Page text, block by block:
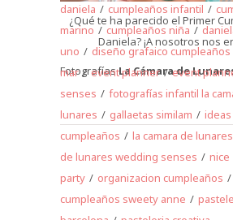
¿Qué te ha parecido el Primer
Daniela? ¡A nosotros nos
FotografíasLa Cámara de
daniela / cumpleaños infantil /
marino / cumpleaños niña /
uno / diseño grafaico cumpleaños
mar / event planner / event
senses / fotografías infantil la
lunares / gallaetas similam / ideas
cumpleaños / la camara de lunares
de lunares wedding senses / nice
party / organizacion cumpleaños /
cumpleaños sweety anne /